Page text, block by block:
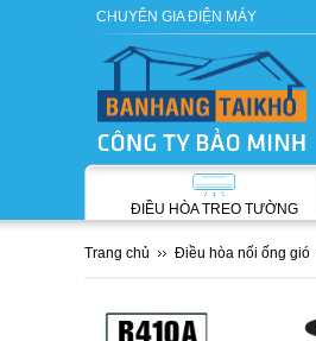
CHUYÊN GIA ĐIỆN MÁY
ĐIỀU HÒA TREO TƯỜNG
Trang chủ Điều hòa nối ống gió